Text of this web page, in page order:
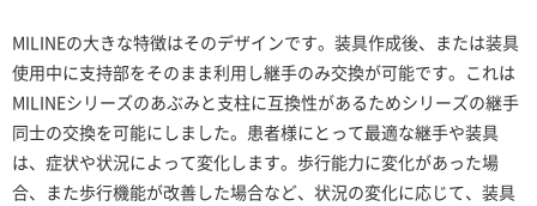
MILINEの大きな特徴はそのデザインです。装具作成後、または装具
使用中に支持部をそのまま利用し継手のみ交換が可能です。これは
MILINEシリーズのあぶみと支柱に互換性があるためシリーズの継手
同士の交換を可能にしました。患者様にとって最適な継手や装具
は、症状や状況によって変化します。歩行能力に変化があった場
合、また歩行機能が改善した場合など、状況の変化に応じて、装具